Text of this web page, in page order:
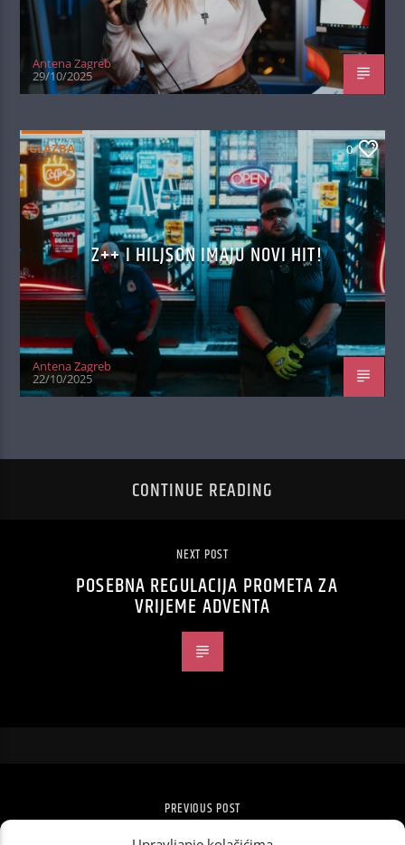
Antena Zagreb
29/10/2025
GLAZBA 0
Z++ I HILJSON IMAJU NOVI HIT!
Antena Zagreb
22/10/2025
CONTINUE READING
NEXT POST
POSEBNA REGULACIJA PROMETA ZA
VRIJEME ADVENTA
PREVIOUS POST